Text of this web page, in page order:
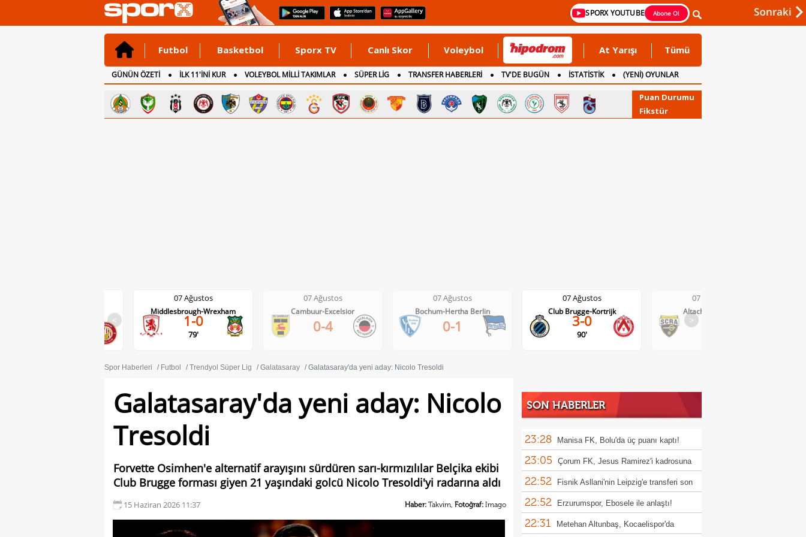
SPORX YOUTUBE Abone Ol
Futbol Basketbol Sporx TV Canlı Skor Voleybol At Yarışı Tümü
GÜNÜN ÖZETİ İLK 11'İNİ KUR VOLEYBOL MİLLİ TAKIMLAR SÜPER LİG TRANSFER HABERLERİ TV'DE BUGÜN İSTATİSTİK
(YENİ) OYUNLAR
CANLI ANLATIM
İNGİLTERE
Puan Durumu
Fikstür
<
07 Ağustos
Middlesbrough-Wrexham
1-0
79'
07 Ağustos
Cambuur-Excelsior
0-4
07 Ağustos
Bochum-Hertha Berlin
0-1
07 Ağustos
Club Brugge-Kortrijk
3-0
90'
07 Ağustos
Altach-WSG Tirol
>
Spor Haberleri Futbol Trendyol Süper Lig Galatasaray Galatasaray'da yeni aday: Nicolo Tresoldi
Galatasaray'da yeni aday: Nicolo
Tresoldi
Forvette Osimhen'e alternatif arayışını sürdüren sarı-kırmızılılar Belçika ekibi
Club Brugge forması giyen 21 yaşındaki golcü Nicolo Tresoldi'yi radarına aldı
15 Haziran 2026 11:37 Haber: Takvim, Fotoğraf: Imago
SON HABERLER
23:28 Manisa FK, Bolu'da üç puanı kaptı!
23:05 Çorum FK, Jesus Ramirez'i kadrosuna
kattı!
22:52 Fisnik Asllani'nin Leipzig'e transferi son
anda iptal oldu!
22:52 Erzurumspor, Ebosele ile anlaştı!
22:31 Metehan Altunbaş, Kocaelispor'da